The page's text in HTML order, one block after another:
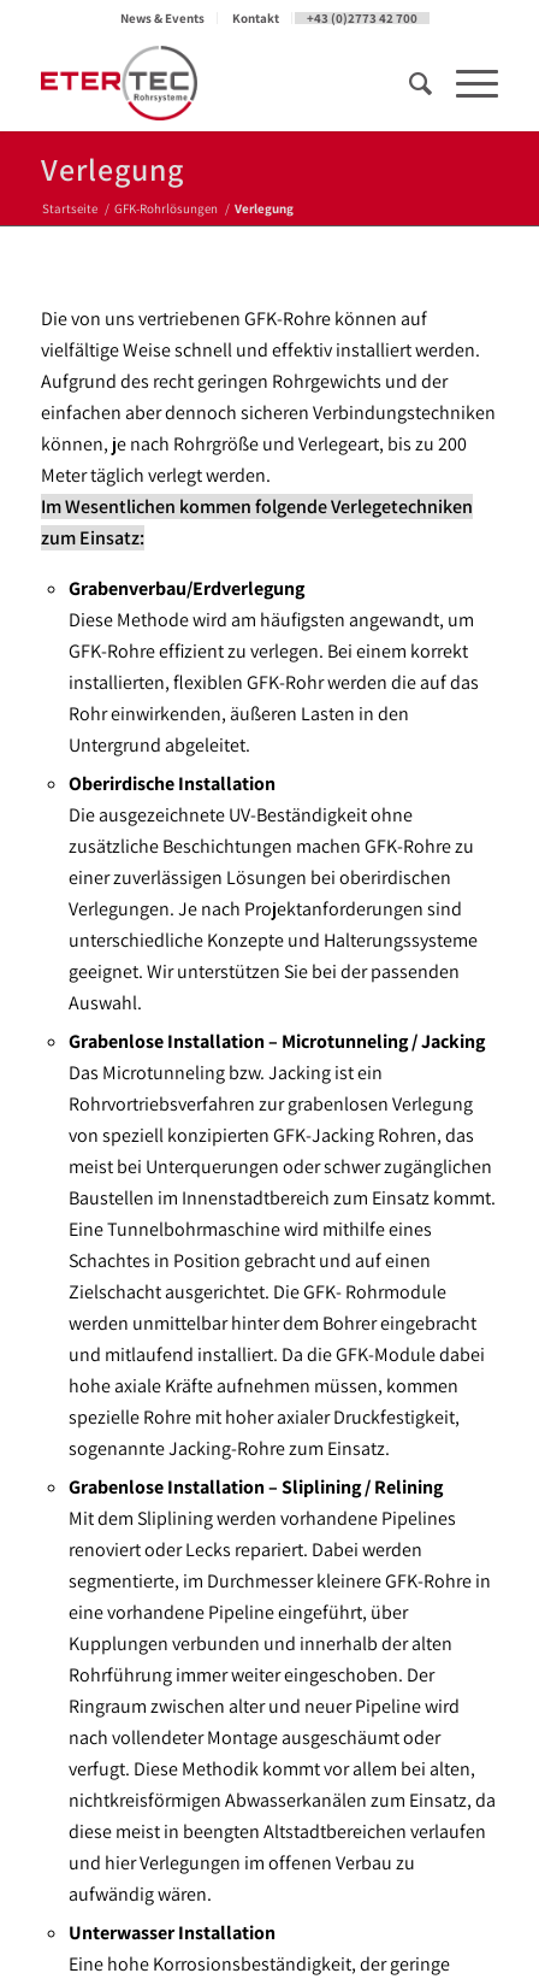
News & Events Kontakt +43 (0)2773 42 700
Verlegung
Startseite / GFK-Rohrlösungen / Verlegung
Die von uns vertriebenen GFK-Rohre können auf
vielfältige Weise schnell und effektiv installiert werden.
Aufgrund des recht geringen Rohrgewichts und der
einfachen aber dennoch sicheren Verbindungstechniken
können, je nach Rohrgröße und Verlegeart, bis zu 200
Meter täglich verlegt werden.
Im Wesentlichen kommen folgende Verlegetechniken
zum Einsatz:
Grabenverbau/Erdverlegung
Diese Methode wird am häufigsten angewandt, um
GFK-Rohre effizient zu verlegen. Bei einem korrekt
installierten, flexiblen GFK-Rohr werden die auf das
Rohr einwirkenden, äußeren Lasten in den
Untergrund abgeleitet.
Oberirdische Installation
Die ausgezeichnete UV-Beständigkeit ohne
zusätzliche Beschichtungen machen GFK-Rohre zu
einer zuverlässigen Lösungen bei oberirdischen
Verlegungen. Je nach Projektanforderungen sind
unterschiedliche Konzepte und Halterungssysteme
geeignet. Wir unterstützen Sie bei der passenden
Auswahl.
Grabenlose Installation – Microtunneling / Jacking
Das Microtunneling bzw. Jacking ist ein
Rohrvortriebsverfahren zur grabenlosen Verlegung
von speziell konzipierten GFK-Jacking Rohren, das
meist bei Unterquerungen oder schwer zugänglichen
Baustellen im Innenstadtbereich zum Einsatz kommt.
Eine Tunnelbohrmaschine wird mithilfe eines
Schachtes in Position gebracht und auf einen
Zielschacht ausgerichtet. Die GFK- Rohrmodule
werden unmittelbar hinter dem Bohrer eingebracht
und mitlaufend installiert. Da die GFK-Module dabei
hohe axiale Kräfte aufnehmen müssen, kommen
spezielle Rohre mit hoher axialer Druckfestigkeit,
sogenannte Jacking-Rohre zum Einsatz.
Grabenlose Installation – Sliplining / Relining
Mit dem Sliplining werden vorhandene Pipelines
renoviert oder Lecks repariert. Dabei werden
segmentierte, im Durchmesser kleinere GFK-Rohre in
eine vorhandene Pipeline eingeführt, über
Kupplungen verbunden und innerhalb der alten
Rohrführung immer weiter eingeschoben. Der
Ringraum zwischen alter und neuer Pipeline wird
nach vollendeter Montage ausgeschäumt oder
verfugt. Diese Methodik kommt vor allem bei alten,
nichtkreisförmigen Abwasserkanälen zum Einsatz, da
diese meist in beengten Altstadtbereichen verlaufen
und hier Verlegungen im offenen Verbau zu
aufwändig wären.
Unterwasser Installation
Eine hohe Korrosionsbeständigkeit, der geringe